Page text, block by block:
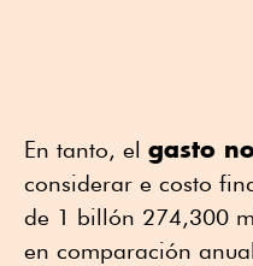
En tanto, el gasto
considerar e costo
de 1 billón 274,300
en comparación